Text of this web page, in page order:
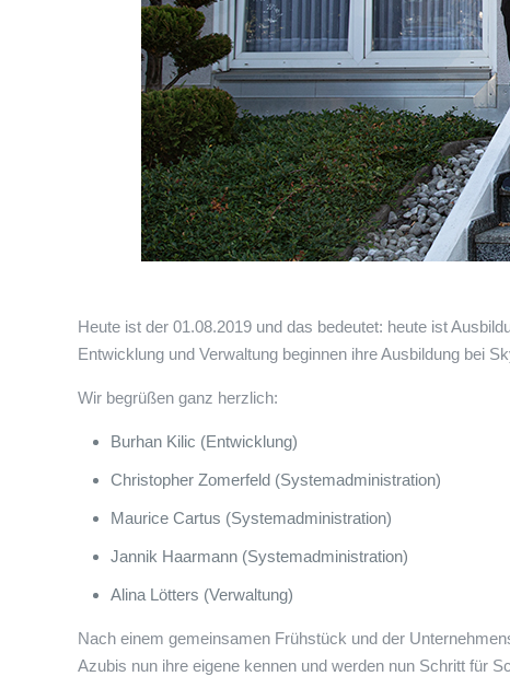
Heute ist der 01.08.2019 und das bedeutet: heute ist
Entwicklung und Verwaltung beginnen ihre Ausbildung bei
Wir begrüßen ganz herzlich:
Burhan Kilic (Entwicklung)
Christopher Zomerfeld (Systemadministration)
Maurice Cartus (Systemadministration)
Jannik Haarmann (Systemadministration)
Alina Lötters (Verwaltung)
Nach einem gemeinsamen Frühstück und der
Azubis nun ihre eigene kennen und werden nun Schritt für